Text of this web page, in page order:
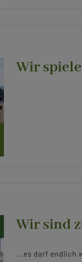
Wir
Wir sind
...es darf endlich